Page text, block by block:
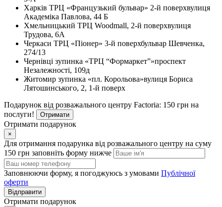
Харків ТРЦ «Французький бульвар» 2-й поверхвулиця
Академіка Павлова, 44 Б
Хмельницький ТРЦ Woodmall, 2-й поверхвулиця
Трудова, 6А
Черкаси ТРЦ «Піонер» 3-й поверхбульвар Шевченка,
274/13
Чернівці зупинка «ТРЦ “Формаркет”»проспект
Незалежності, 109д
Житомир зупинка «пл. Корольова»вулиця Бориса
Лятошинського, 2, 1-й поверх
Подарунок від розважального центру Factoria: 150 грн на
послуги!
Отримати
Отримати подарунок
×
Для отримання подарунка від розважального центру на суму
150 грн заповніть форму нижче
Заповнюючи форму, я погоджуюсь з умовами Публічної
оферти
Відправити
Отримати подарунок